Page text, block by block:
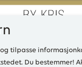
tilpasse
Du bestemmer!